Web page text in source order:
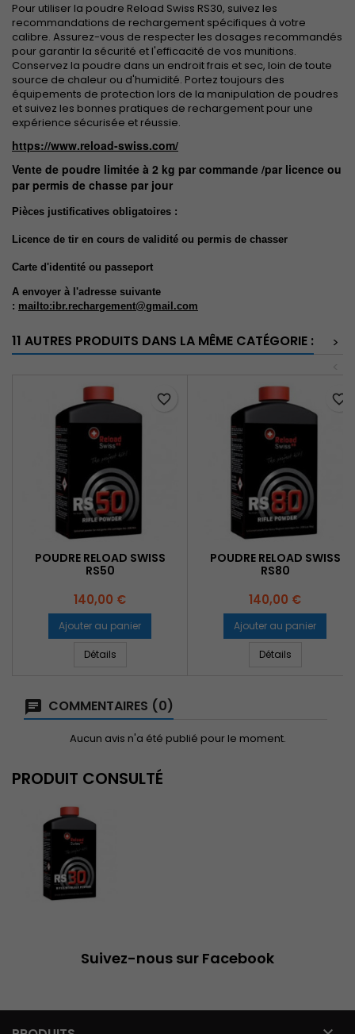
Pour utiliser la poudre Reload Swiss RS30, suivez les
recommandations de rechargement spécifiques à votre
calibre. Assurez-vous de respecter les dosages recommandés
pour garantir la sécurité et l'efficacité de vos munitions.
Conservez la poudre dans un endroit frais et sec, loin de toute
source de chaleur ou d'humidité. Portez toujours des
équipements de protection lors de la manipulation de poudres
et suivez les bonnes pratiques de rechargement pour une
expérience sécurisée et réussie.
https://www.reload-swiss.com/
Vente de poudre limitée à 2 kg par commande /par licence ou
par permis de chasse par jour
Pièces justificatives obligatoires :
Licence de tir en cours de validité ou permis de chasser
Carte d'identité ou passeport
A envoyer à l'adresse suivante
: mailto:ibr.rechargement@gmail.com
11 AUTRES PRODUITS DANS LA MÊME CATÉGORIE :
>
POUDRE RELOAD SWISS
RS50
Prix
140,00 €
Ajouter au panier
Détails
favorite_border
POUDRE RELOAD SWISS
RS80
Prix
140,00 €
Ajouter au panier
Détails
favorite_border
COMMENTAIRES (0)
Aucun avis n'a été publié pour le moment.
PRODUIT CONSULTÉ
Suivez-nous sur Facebook